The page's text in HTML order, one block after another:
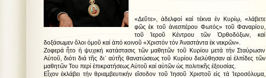
«Δεῦτε», ἀδελφοί καί τέκνα ἐν Κυρίῳ, «λάβετε
φῶς ἐκ τοῦ ἀνεσπέρου Φωτός» τοῦ Φαναρίου,
τοῦ Ἱεροῦ Κέντρου τῶν Ὀρθοδόξων, καί
δοξάσωμεν ὅλοι ὁμοῦ καί ἀπό κοινοῦ «Χριστόν τόν Ἀναστάντα ἐκ νεκρῶν».
Ζοφερά ἦτο ἡ ψυχική κατάστασις τῶν μαθητῶν τοῦ Κυρίου μετά τήν Σταύρωσιν
Αὐτοῦ, διότι διά τῆς δι᾿ αὐτῆς θανατώσεως τοῦ Κυρίου διελύθησαν αἱ ἐλπίδες τῶν
μαθητῶν Του περί ἐπικρατήσεως Αὐτοῦ καί αὐτῶν ὡς πολιτικῆς ἐξουσίας.
Εἶχον ἐκλάβει τήν θριαμβευτικήν εἴσοδον τοῦ Ἰησοῦ Χριστοῦ εἰς τά Ἱεροσόλυμα,